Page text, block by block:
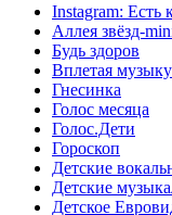
Instagram: Есть
Аллея звёзд-
Будь здоров
Вплетая
Гнесинка
Голос месяца
Голос.Дети
Гороскоп
Детские
Детские
Детское